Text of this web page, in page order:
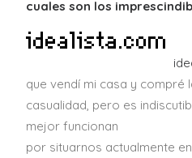
cuales son los
que vendí mi casa y compré
casualidad, pero es
mejor funcionan
por situarnos actualmente